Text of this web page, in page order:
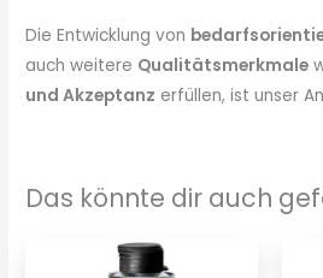
Die Entwicklung von
auch weitere Qualitätsmerkmale
und Akzeptanz erfüllen, ist unser
Das könnte dir auch